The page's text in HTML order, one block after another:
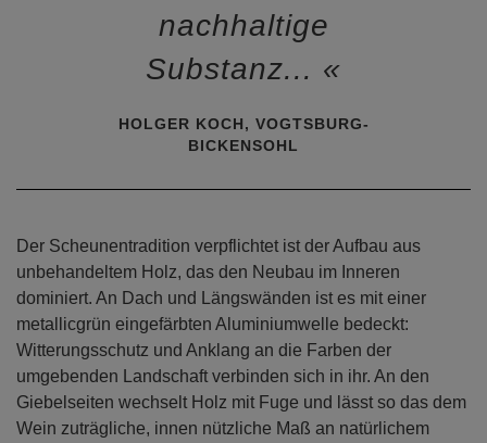
nachhaltige
Substanz...
HOLGER KOCH, VOGTSBURG-
BICKENSOHL
Der Scheunentradition verpflichtet ist der Aufbau aus
unbehandeltem Holz, das den Neubau im Inneren
dominiert. An Dach und Längswänden ist es mit einer
metallicgrün eingefärbten Aluminiumwelle bedeckt:
Witterungsschutz und Anklang an die Farben der
umgebenden Landschaft verbinden sich in ihr. An den
Giebelseiten wechselt Holz mit Fuge und lässt so das dem
Wein zuträgliche, innen nützliche Maß an natürlichem